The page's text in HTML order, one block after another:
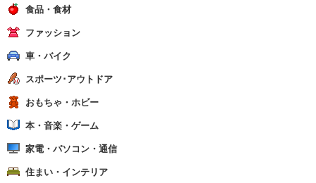
食品・食材
ファッション
車・バイク
スポーツ･アウトドア
おもちゃ・ホビー
本・音楽・ゲーム
家電・パソコン・通信
住まい・インテリア